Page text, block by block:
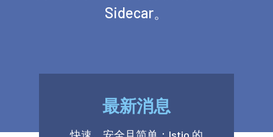
Sidecar。
最新消息